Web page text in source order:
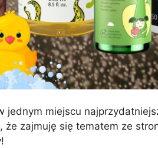
jednym miejscu
zajmuję się tematem ze